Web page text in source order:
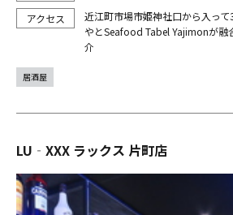
近江町市場市姫神社口から入っ
やとSeafood Tabel Yajimonが融
介
居酒屋
LU‐XXX ラックス 片町店